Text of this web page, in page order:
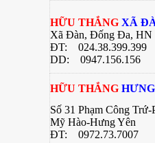
Âu đó là
HỮU THẮNG XÃ
Xã Đàn, Đống Đa, HN
ĐT: 024.38.399.399
DD: 0947.156.156
HỮU THẮNG
Số 31 Phạm Công
Mỹ Hào-Hưng Yên
ĐT: 0972.73.7007